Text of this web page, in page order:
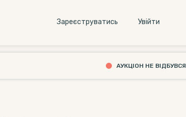
Зареєструватись Увiйти
АУКЦІОН НЕ ВІДБУВСЯ